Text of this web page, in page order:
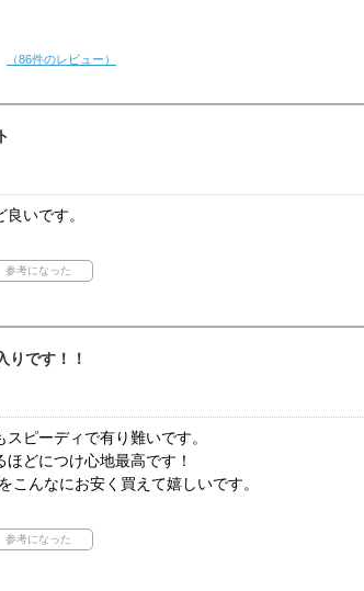
（86件のレビュー）
いです。
りです！！
ピーディで有り難いです。
どにつけ心地最高です！
こんなにお安く買えて嬉しいです。